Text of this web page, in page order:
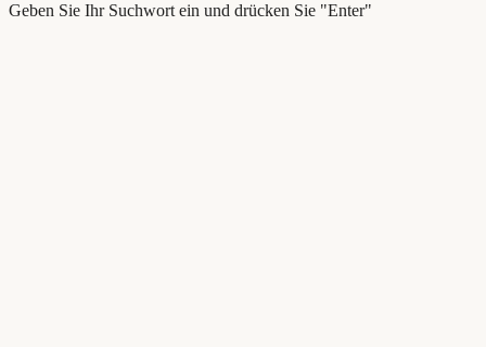
Geben Sie Ihr Suchwort ein und drücken Sie "Enter"